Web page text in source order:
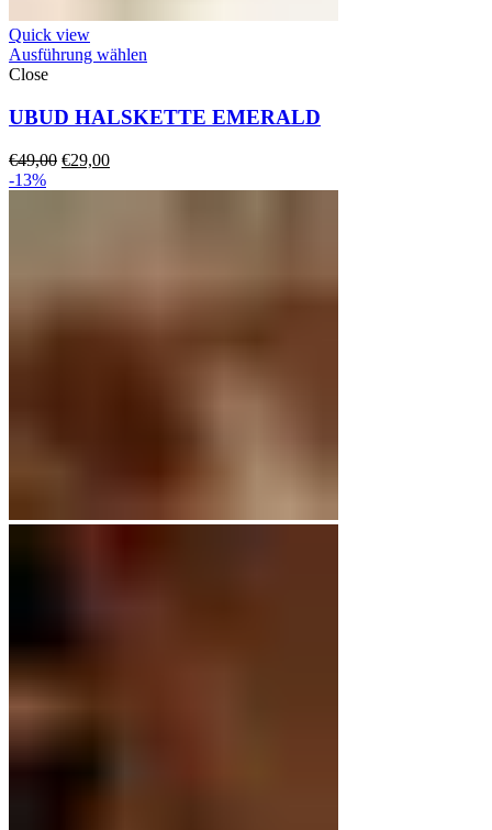
Quick view
Ausführung wählen
Close
UBUD HALSKETTE EMERALD
€49,00 Ursprünglicher
€29,00Aktueller
-13%